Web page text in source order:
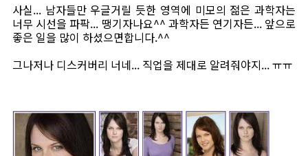
사실... 남자들만 우글거릴 듯한 영역에 미모의 젊은 과학자는
너무 시선을 파팍... 땡기자나요^^ 과학자든 연기자든... 앞으로
좋은 일을 많이 하셨으면합니다.^^
그나저나 디스커버리 너네... 직업을 제대로 알려줘야지... ㅠㅠ